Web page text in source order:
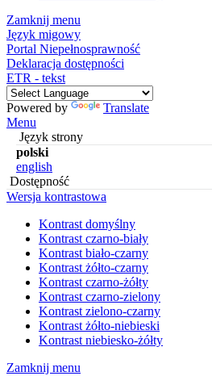
Zamknij menu
Język migowy
Portal Niepełnosprawność
Deklaracja dostępności
ETR - tekst
Powered by
Translate
Menu
Język strony
polski
english
Dostępność
Wersja kontrastowa
Kontrast domyślny
Kontrast czarno-biały
Kontrast biało-czarny
Kontrast żółto-czarny
Kontrast czarno-żółty
Kontrast czarno-zielony
Kontrast zielono-czarny
Kontrast żółto-niebieski
Kontrast niebiesko-żółty
Zamknij menu